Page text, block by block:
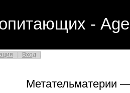
-
Вход
Метательматерии